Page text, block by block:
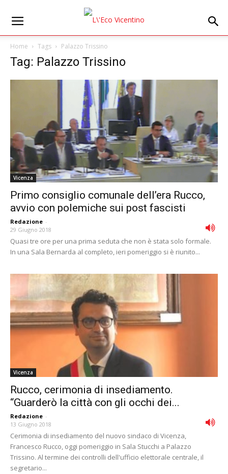
Home Tags Palazzo Trissino
Tag: Palazzo Trissino
Vicenza
Primo consiglio comunale dell’era Rucco,
avvio con polemiche sui post fascisti
Redazione -
29 Giugno 2018
Quasi tre ore per una prima seduta che non è stata solo formale.
In una Sala Bernarda al completo, ieri pomeriggio si è riunito...
Vicenza
Rucco, cerimonia di insediamento.
“Guarderò la città con gli occhi dei...
Redazione -
13 Giugno 2018
Cerimonia di insediamento del nuovo sindaco di Vicenza,
Francesco Rucco, oggi pomeriggio in Sala Stucchi a Palazzo
Trissino. Al termine dei controlli dell'ufficio elettorale centrale, il
segretario...